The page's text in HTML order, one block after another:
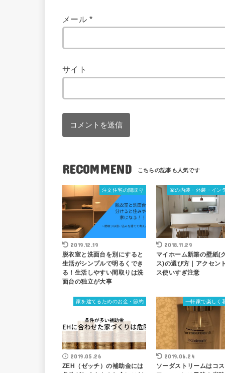
メール *
サイト
RECOMMEND
注文住宅の間取り
2019.12.19
脱衣室と洗面台を別にすると
生活がシンプルで明るくでき
る！生活しやすい間取りは洗
面台の独立が大事
家の内装・外装・イン
2018.11.29
マイホーム新築の壁紙(
ス)の選び方｜アクセン
ス使いすぎ注意
家を建てるためのお金・節約
2019.05.26
ZEH（ゼッチ）の補助金には
一軒家で楽しく
2019.06.24
ソーダストリームはコ